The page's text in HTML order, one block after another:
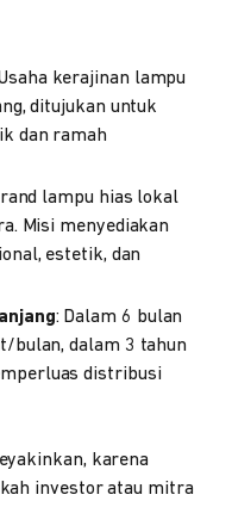
kerajinan lampu
ditujukan untuk
dan ramah
lampu hias lokal
Misi menyediakan
estetik, dan
: Dalam 6 bulan
bulan, dalam 3 tahun
distribusi
karena
investor atau mitra